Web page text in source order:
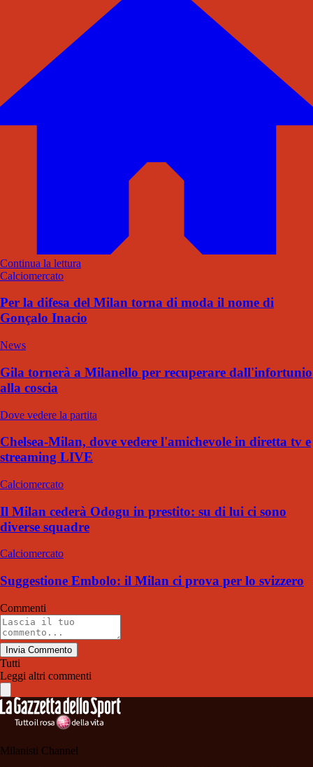
Continua la lettura
Calciomercato
Per la difesa del Milan torna di moda il nome di
Gonçalo Inacio
News
Gila tornerà a Milanello per recuperare dall'infortunio
alla coscia
Dove vedere la partita
Chelsea-Milan, dove vedere l'amichevole in diretta tv e
streaming LIVE
Calciomercato
Il Milan cederà Odogu in prestito: su di lui ci sono
diverse squadre
Calciomercato
Suggestione Embolo: il Milan ci prova per lo svizzero
Commenti
Invia Commento
Tutti
Leggi altri commenti
Milanisti Channel